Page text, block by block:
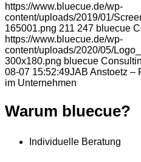
https://www.bluecue.de/wp-
content/uploads/2019/01/
165001.png 211 247 bluecue
https://www.bluecue.de/wp-
content/uploads/2020/05/
300x180.png bluecue
08-07 15:52:49JAB Anstoetz –
im Unternehmen
Warum bluecue?
Individuelle Beratung